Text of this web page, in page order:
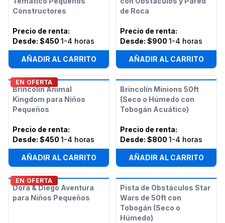
Constructores
Precio de renta:
Desde: $450 1-4 horas
AÑADIR AL CARRITO
de Roca
Precio de renta:
Desde: $900 1-4 horas
AÑADIR AL CARRITO
EN OFERTA
Brincolín Animal
Kingdom para Niños
Pequeños
Precio de renta:
Desde: $450 1-4 horas
AÑADIR AL CARRITO
Brincolín Minions 50ft
(Seco o Húmedo con
Tobogán Acuático)
Precio de renta:
Desde: $800 1-4 horas
AÑADIR AL CARRITO
EN OFERTA
Dora & Diego Aventura
para Niños Pequeños
Pista de Obstáculos Star
Wars de 50ft con
Tobogán (Seco o
Húmedo)